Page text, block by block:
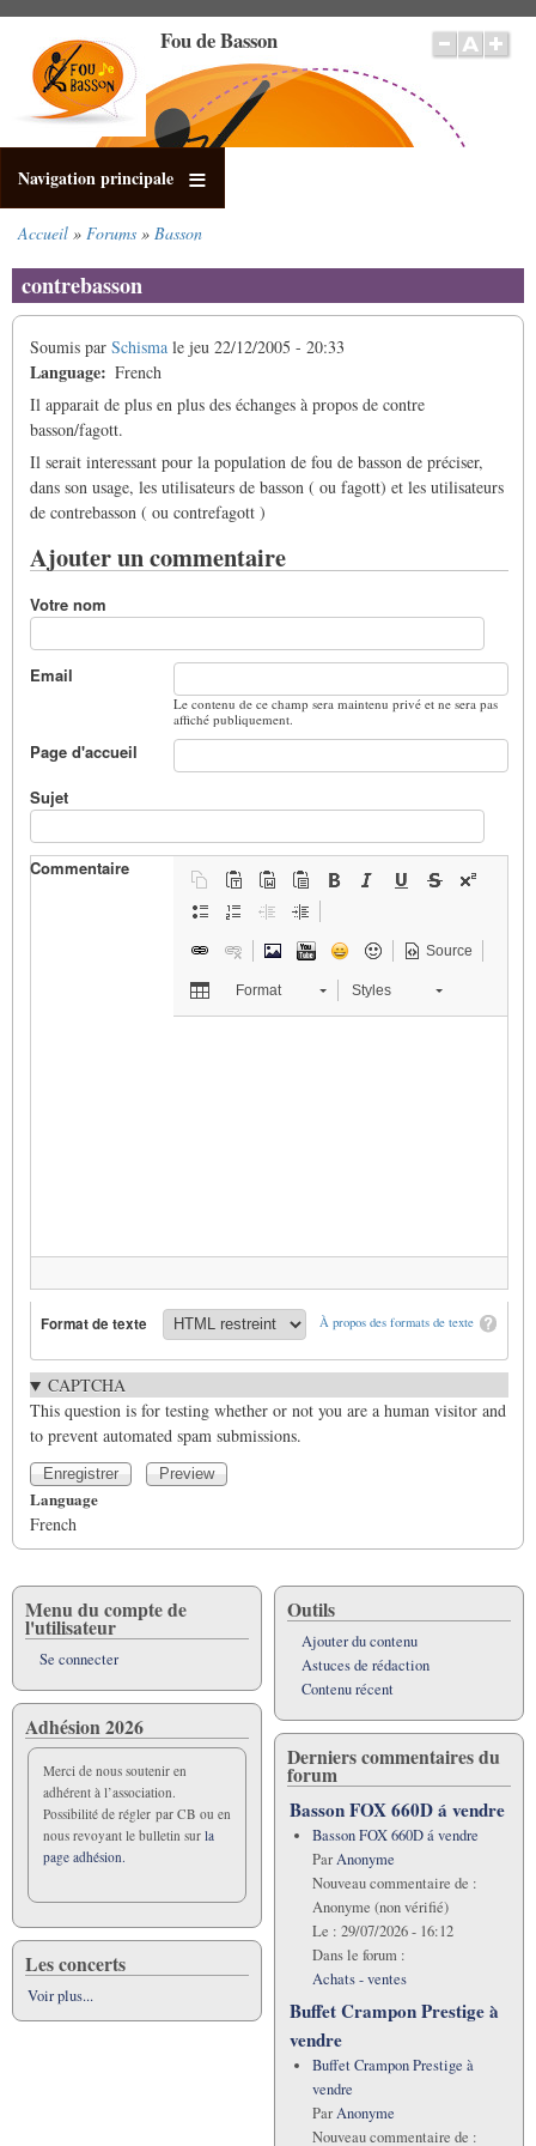
contenu
principal
Fou de Basson
Navigation principale
d'Ariane
Accueil Forums Basson
contrebasson
Soumis par Schisma le jeu 22/12/2005 - 20:33
Language
French
Il apparait de plus en plus des échanges à propos de contre
basson/fagott.
Il serait interessant pour la population de fou de basson de préciser,
dans son usage, les utilisateurs de basson ( ou fagott) et les utilisateurs
de contrebasson ( ou contrefagott )
Ajouter un commentaire
Votre nom
Email
Le contenu de ce champ sera maintenu privé et ne sera pas
affiché publiquement.
Page d'accueil
Sujet
Commentaire
Source
Format Styles
À propos des formats de texte
Format de texte
CAPTCHA
This question is for testing whether or not you are a human visitor and
to prevent automated spam submissions.
Language
French
Menu du compte de
l'utilisateur
Se connecter
Adhésion 2026
Merci de nous soutenir en
adhérent à l’association.
Possibilité de régler par CB ou en
nous revoyant le bulletin sur la
page adhésion.
Les concerts
Voir plus...
Outils
Ajouter du contenu
Astuces de rédaction
Contenu récent
Derniers commentaires du
forum
Basson FOX 660D á vendre
Basson FOX 660D á vendre
ParAnonyme
Nouveau commentaire de :
Anonyme (non vérifié)
Le : 29/07/2026 - 16:12
Dans le forum :
Achats - ventes
Buffet Crampon Prestige à
vendre
Buffet Crampon Prestige à
vendre
ParAnonyme
Nouveau commentaire de :